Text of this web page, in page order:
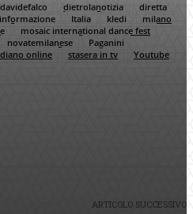
davidefalco dietrolanotizia
diretta
informazione Italia kledi
milano
mosaic international dance fest
novatemilanese
Paganini
online stasera in tv Youtube
ARTICOLO SUCCESSIVO